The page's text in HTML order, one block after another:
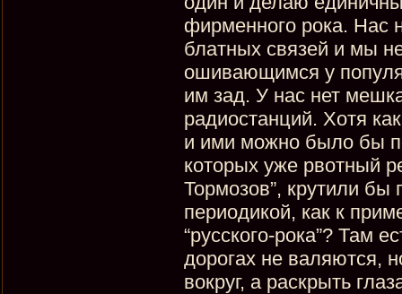
фирменного рока. Нас
блатных связей и мы
ошивающимся у
им зад. У нас нет
радиостанций. Хотя
и ими можно было бы
которых уже рвотный
Тормозов”, крутили бы
периодикой, как к
“русского-рока”? Там
дорогах не валяются,
вокруг, а раскрыть